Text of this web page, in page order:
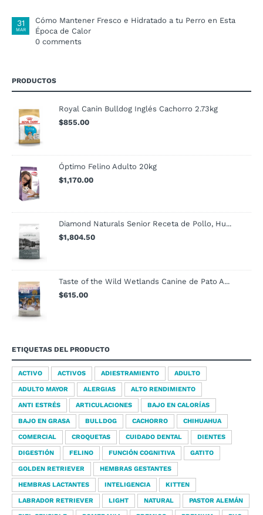
31
MAR
Cómo Mantener Fresco e Hidratado a tu Perro en Esta
Época de Calor
0 comments
PRODUCTOS
Royal Canin Bulldog Inglés Cachorro 2.73kg
$855.00
Óptimo Felino Adulto 20kg
$1,170.00
Diamond Naturals Senior Receta de Pollo, Hu...
$1,804.50
Taste of the Wild Wetlands Canine de Pato A...
$615.00
ETIQUETAS DEL PRODUCTO
ACTIVO ACTIVOS ADIESTRAMIENTO ADULTO
ADULTO MAYOR ALERGIAS ALTO RENDIMIENTO
ANTI ESTRÉS ARTICULACIONES BAJO EN CALORÍAS
BAJO EN GRASA BULLDOG CACHORRO CHIHUAHUA
COMERCIAL CROQUETAS CUIDADO DENTAL DIENTES
DIGESTIÓN FELINO FUNCIÓN COGNITIVA GATITO
GOLDEN RETRIEVER HEMBRAS GESTANTES
HEMBRAS LACTANTES INTELIGENCIA KITTEN
LABRADOR RETRIEVER LIGHT NATURAL PASTOR ALEMÁN